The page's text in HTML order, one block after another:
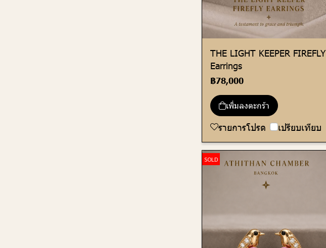
THE LIGHT KEEPER FIREFLY
Earrings
฿78,000
เพิ่มลงตะกร้า
รายการโปรด เปรียบเทียบ
SOLD